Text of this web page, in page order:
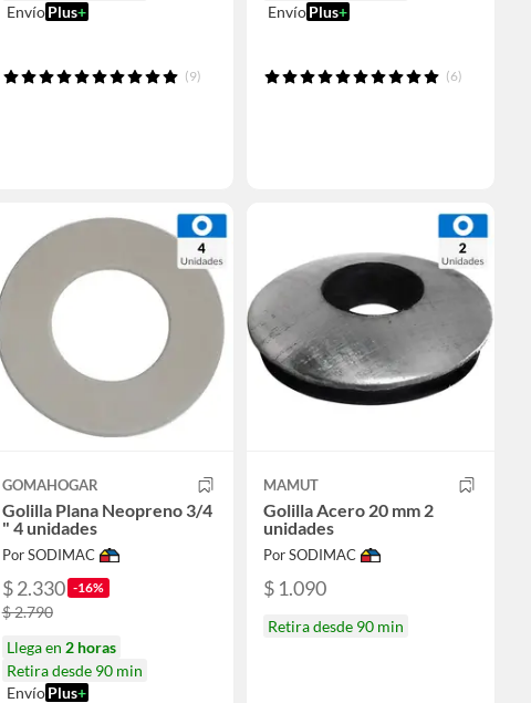
EnvíoPlus+
(9)
EnvíoPlus+
(6)
GOMAHOGAR
Golilla Plana Neopreno 3/4
" 4 unidades
Por SODIMAC
$ 2.330 -16%
$ 2.790
Llega en 2 horas
Retira desde 90 min
EnvíoPlus+
MAMUT
Golilla Acero 20 mm 2
unidades
Por SODIMAC
$ 1.090
Retira desde 90 min